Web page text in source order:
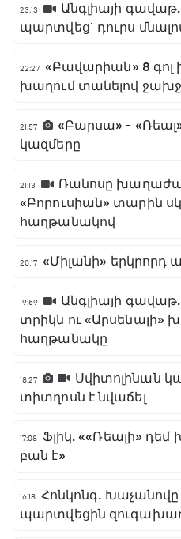
23:13
Անգլիայի
պարտվեց` դուրս
22:27 «Բավարիան» 8 գոլ
խաղում տանելով
21:57
«Բարսա» -
կազմերը
21:13
Ռանոսը
«Բորուսիան» տարին
հաղթանակով
20:17 «Միլանի» երկրորդ
19:59
Անգլիայի
տրիկն ու «Արսենալի»
հաղթանակը
18:27
Սվիտոլինան
տիտղոսն է նվաճել
17:08
Ֆլիկ. ««Ռեալի» դեմ
բան է»
16:18 Հոնկոնգ. Խաչանովը
պարտվեցին